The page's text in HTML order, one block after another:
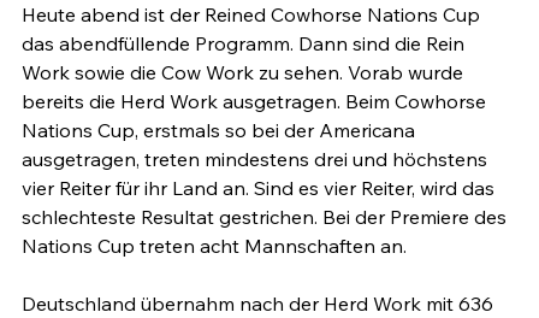
Heute abend ist der Reined Cowhorse Nations Cup
das abendfüllende Programm. Dann sind die Rein
Work sowie die Cow Work zu sehen. Vorab wurde
bereits die Herd Work ausgetragen. Beim Cowhorse
Nations Cup, erstmals so bei der Americana
ausgetragen, treten mindestens drei und höchstens
vier Reiter für ihr Land an. Sind es vier Reiter, wird das
schlechteste Resultat gestrichen. Bei der Premiere des
Nations Cup treten acht Mannschaften an.
Deutschland übernahm nach der Herd Work mit 636